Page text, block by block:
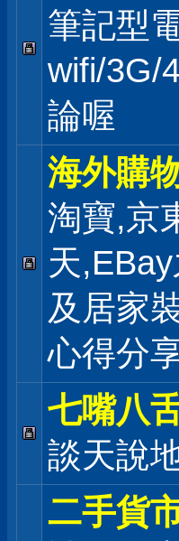
筆記型
wifi/3G/
論喔
海外購
淘寶,京
天
及居家
心得分
七嘴八
談天說
二手貨